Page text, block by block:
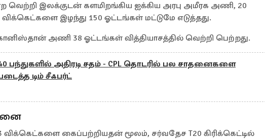
வெற்றி இலக்குடன் களமிறங்கிய ஐக்கிய அரபு அமீரக அணி, 20
விக்கெட்களை இழந்து 150 ஓட்டங்கள் மட்டுமே எடுத்தது.
அணி 38 ஓட்டங்கள் வித்தியாசத்தில் வெற்றி பெற்றது.
பந்துகளில் அதிரடி சதம் - CPL தொடரில் பல சாதனைகளை
டிம் சீஃபர்ட்
விக்கெட்களை கைப்பற்றியதன் மூலம், சர்வதேச T20 கிரிக்கெட்டில்